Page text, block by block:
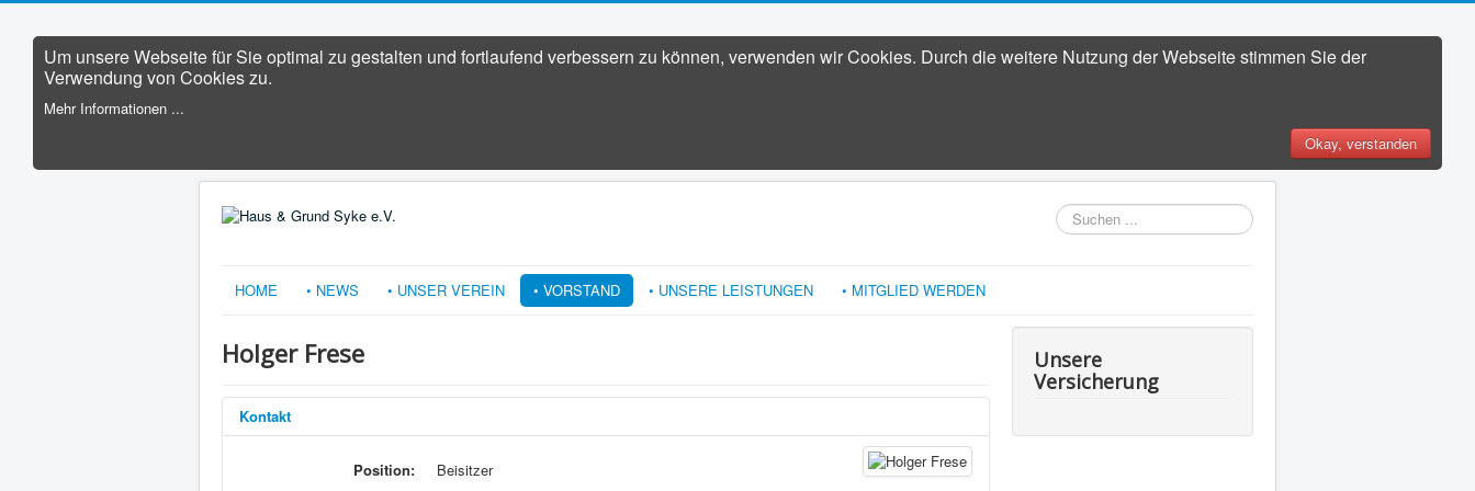
Um unsere Webseite für Sie optimal zu gestalten und fortlaufend verbessern zu können, verwenden wir Cookies. Durch die weitere Nutzung der Webseite stimmen Sie der
Verwendung von Cookies zu.
Mehr Informationen ...
Okay, verstanden
Suchen
...
HOME • NEWS • UNSER VEREIN • VORSTAND • UNSERE LEISTUNGEN • MITGLIED WERDEN
Holger Frese
Kontakt
Position: Beisitzer
Unsere
Versicherung